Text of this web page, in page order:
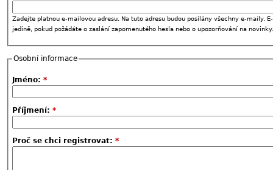
Zadejte platnou e-mailovou adresu. Na tuto adresu budou posílány všechny e-maily.
jedině, pokud požádáte o zaslání zapomenutého hesla nebo o upozorňování na novinky.
Osobní informace
Jméno: *
Příjmení: *
Proč se chci registrovat: *